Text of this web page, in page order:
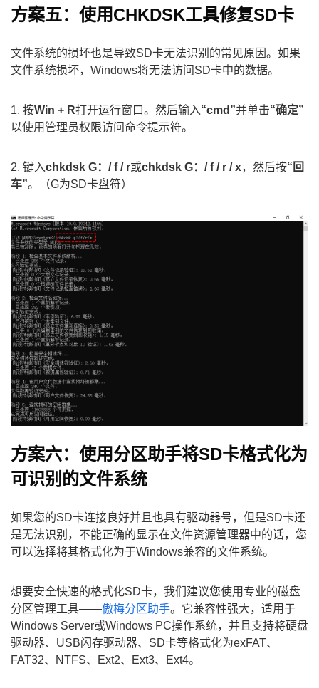
方案五：使用CHKDSK工具修复SD卡
文件系统的损坏也是导致SD卡无法识别的常见原因。如果
文件系统损坏，Windows将无法访问SD卡中的数据。
1. 按Win + R打开运行窗口。然后输入“cmd”并单击“确定”
以使用管理员权限访问命令提示符。
2. 键入chkdsk G：/ f / r或chkdsk G：/ f / r / x，然后按“回
车”。（G为SD卡盘符）
方案六：使用分区助手将SD卡格式化为
可识别的文件系统
如果您的SD卡连接良好并且也具有驱动器号，但是SD卡还
是无法识别，不能正确的显示在文件资源管理器中的话，您
可以选择将其格式化为于Windows兼容的文件系统。
想要安全快速的格式化SD卡，我们建议您使用专业的磁盘
分区管理工具——傲梅分区助手。它兼容性强大，适用于
Windows Server或Windows PC操作系统，并且支持将硬盘
驱动器、USB闪存驱动器、SD卡等格式化为exFAT、
FAT32、NTFS、Ext2、Ext3、Ext4。